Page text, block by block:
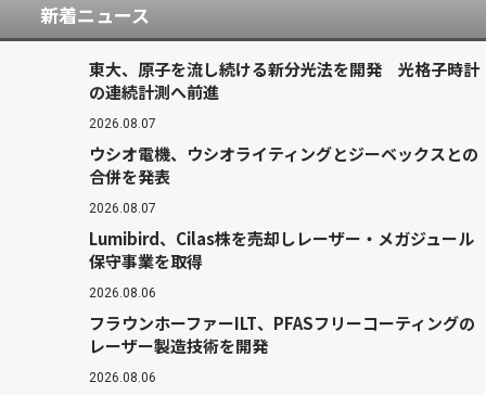
新着ニュース
東大、原子を流し続ける新分光法を開発 光格子時計
の連続計測へ前進
2026.08.07
ウシオ電機、ウシオライティングとジーベックスとの
合併を発表
2026.08.07
Lumibird、Cilas株を売却しレーザー・メガジュール
保守事業を取得
2026.08.06
フラウンホーファーILT、PFASフリーコーティングの
レーザー製造技術を開発
2026.08.06